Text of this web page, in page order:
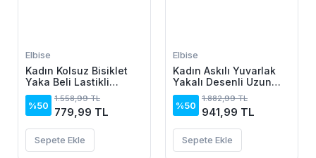
Elbise
Kadın Kolsuz Bisiklet
Yaka Beli Lastikli
Desenli Süprem Elbise
%50
1.558,99 TL
779,99 TL
Sepete Ekle
Elbise
Kadın Askılı Yuvarlak
Yakalı Desenli Uzun
Süprem Elbise
%50
1.882,99 TL
941,99 TL
Sepete Ekle